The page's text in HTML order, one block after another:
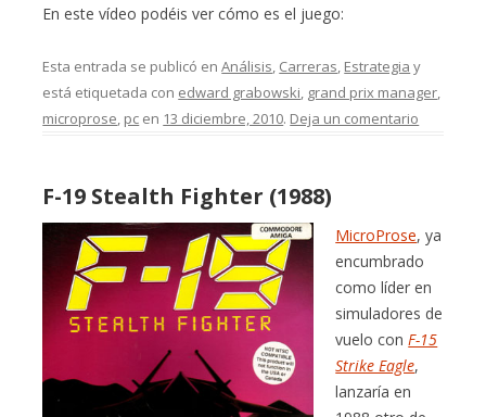
En este vídeo podéis ver cómo es el juego:
Esta entrada se publicó enAnálisis Carreras Estrategia y
está etiquetada con edward grabowski grand prix manager
microprose pc en 13 diciembre, 2010. Deja un comentario
F-19 Stealth Fighter (1988)
MicroProse, ya
encumbrado
como líder en
simuladores de
vuelo conF-15
Strike Eagle,
lanzaría en